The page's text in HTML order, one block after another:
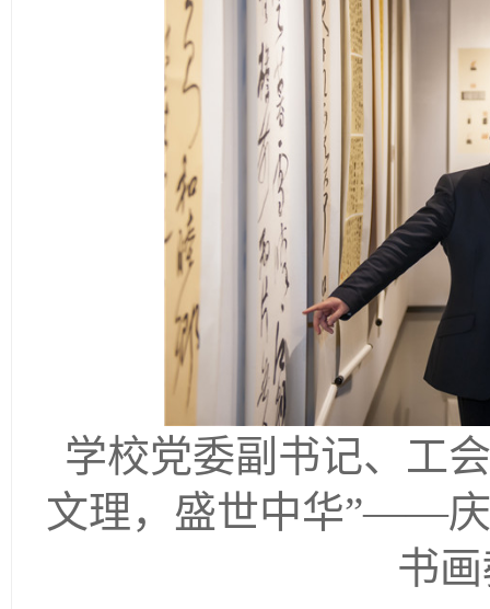
学校党委副书记、工
文理，盛世中华”——
书